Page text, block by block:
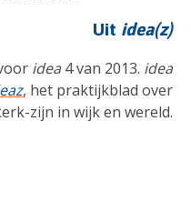
Uit idea(z)
idea 4 van 2013. idea
, het praktijkblad over
zijn in wijk en wereld.